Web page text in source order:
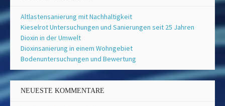
Altlastensanierung mit Nachhaltigkeit
Kieselrot Untersuchungen und Sanierungen seit 25 Jahren
Dioxin in der Umwelt
Dioxinsanierung in einem Wohngebiet
Bodenuntersuchungen und Bewertung
NEUESTE KOMMENTARE